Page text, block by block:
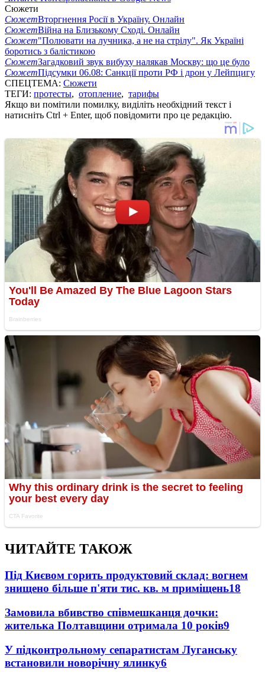
Сюжети
СюжетВторгнення Росії в Україну. Онлайн
СюжетВійна на Близькому Сході. Онлайн
Сюжет"Полювати на лучника, а не на стрілу". Як Україні
боротись з балістикою
СюжетЗагадковий звук вибуху налякав Москву: що це було
СюжетПідсумки 06.08: Санкції проти РФ і дрон у Лейпцигу
СПЕЦТЕМА: Сюжети
ТЕГИ: протесты, отопление, тарифы
Якщо ви помітили помилку, виділіть необхідний текст і
натисніть Ctrl + Enter, щоб повідомити про це редакцію.
ЧИТАЙТЕ ТАКОЖ
Під Києвом горить продуктовий склад: вогнем
знищено більше п'яти тис. кв. м приміщень18
Замовила вбивство співмешканця дочки:
жителька Полтавщини отримала 10 років9
У підконтрольному сепаратистам Луганську
встановили новорічну ялинку6